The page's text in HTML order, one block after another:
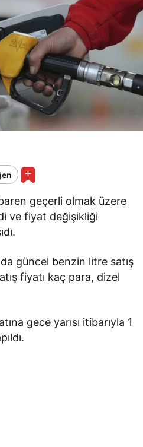
geçerli olmak üzere
ve fiyat değişikliği
güncel benzin litre satış
fiyatı kaç para, dizel
gece yarısı itibarıyla 1